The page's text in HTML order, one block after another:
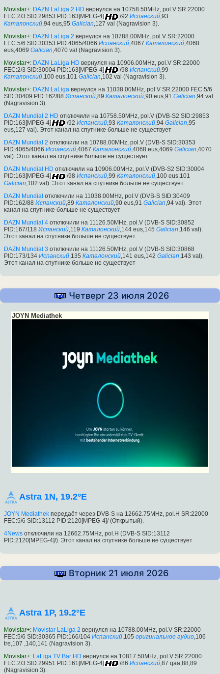
Movistar+: DAZN LaLiga 2 HD вернулся на 10758.50MHz, pol.V SR:22000
FEC:2/3 SID:29853 PID:163[MPEG-4]
/92 Испанский,93
Каталонский ,94 eus,95 Galician ,127 val (Nagravision 3).
Movistar+: DAZN LaLiga 2 вернулся на 10788.00MHz, pol.V SR:22000
FEC:5/6 SID:30353 PID:4065/4066 Испанский ,4067 Каталонский ,4068
eus,4069 Galician ,4070 val (Nagravision 3).
Movistar+: DAZN LaLiga HD вернулся на 10906.00MHz, pol.V SR:22000
FEC:2/3 SID:30004 PID:163[MPEG-4]
/98 Испанский ,99
Каталонский,100 eus,101 Galician,102 val (Nagravision 3).
Movistar+: DAZN LaLiga вернулся на 11038.00MHz, pol.V SR:22000 FEC:5/6
SID:30409 PID:162/88 Испанский,89 Каталонский,90 eus,91 Galician,94 val
(Nagravision 3).
DAZN Mundial 2 HD отключили на 10758.50MHz, pol.V (DVB-S2 SID:29853
PID:163[MPEG-4]
/92 Испанский,93 Каталонский,94 Galician,95
eus,127 val). Этот канал на спутнике больше не существует
DAZN Mundial 2 отключили на 10788.00MHz, pol.V (DVB-S SID:30353
PID:4065/4066 Испанский,4067 Каталонский,4068 eus,4069 Galician,4070
val). Этот канал на спутнике больше не существует
DAZN Mundial HD отключили на 10906.00MHz, pol.V (DVB-S2 SID:30004
PID:163[MPEG-4]
/98 Испанский,99 Каталонский,100 eus,101
Galician ,102 val). Этот канал на спутнике больше не существует
DAZN Mundial отключили на 11038.00MHz, pol.V (DVB-S SID:30409
PID:162/88 Испанский ,89 Каталонский ,90 eus,91 Galician ,94 val). Этот
канал на спутнике больше не существует
DAZN Mundial 4 отключили на 11126.50MHz, pol.V (DVB-S SID:30852
PID:167/118 Испанский ,119 Каталонский ,144 eus,145 Galician ,146 val).
Этот канал на спутнике больше не существует
DAZN Mundial 3 отключили на 11126.50MHz, pol.V (DVB-S SID:30868
PID:173/134 Испанский ,135 Каталонский ,141 eus,142 Galician ,143 val).
Этот канал на спутнике больше не существует
Четверг 23 июля 2026
JOYN Mediathek
Astra 1N, 19.2°E
JOYN Mediathek передаёт через DVB-S на 12662.75MHz, pol.H SR:22000
FEC:5/6 SID:13112 PID:2120[MPEG-4]/ (Открытый).
4News отключили на 12662.75MHz, pol.H (DVB-S SID:13112
PID:2120[MPEG-4]/). Этот канал на спутнике больше не существует
Вторник 21 июля 2026
Astra 1P, 19.2°E
Movistar+: Movistar LaLiga 2 вернулся на 10788.00MHz, pol.V SR:22000
FEC:5/6 SID:30365 PID:166/104 Испанский ,105 оригинальное аудио ,106
tre,107 ,140,141 (Nagravision 3).
Movistar+: LaLiga TV Bar HD вернулся на 10817.50MHz, pol.V SR:22000
FEC:2/3 SID:29951 PID:161[MPEG-4]
/86 Испанский ,87 qaa,88,89
(Nagravision 3).